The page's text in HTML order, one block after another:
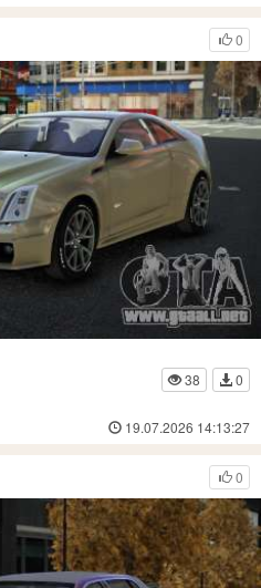
0
38
0
19.07.2026 14:13:27
0